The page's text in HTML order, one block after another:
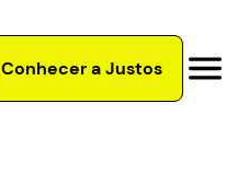
Conhecer a Justos